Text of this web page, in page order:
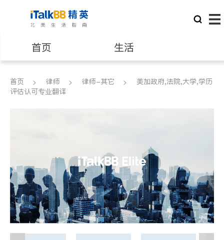
首页 生活
医生 律师
建筑装修
首页 律师 律师-其它
美加政府,法院,大学,学历
评估认可专业翻译